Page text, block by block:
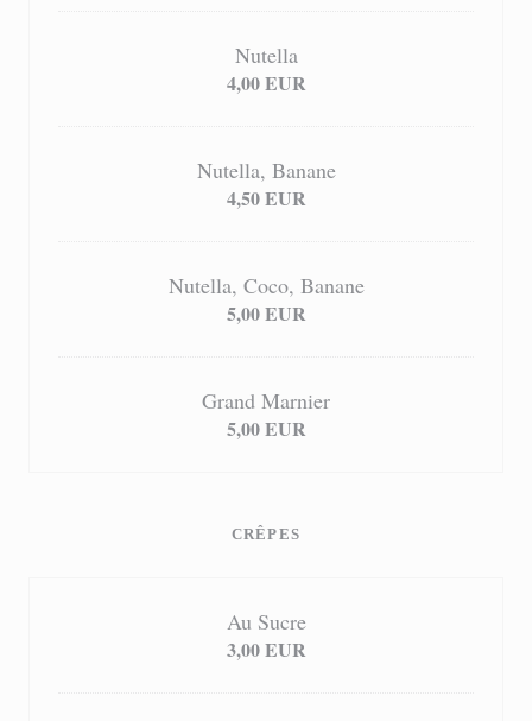
Nutella
4,00 EUR
Nutella, Banane
4,50 EUR
Nutella, Coco, Banane
5,00 EUR
Grand Marnier
5,00 EUR
CRÊPES
Au Sucre
3,00 EUR